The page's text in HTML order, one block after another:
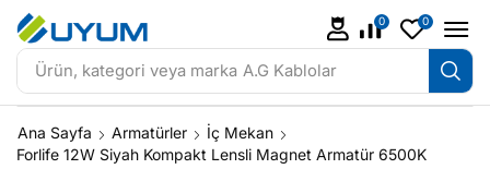
Ürün, kategori veya marka A.G Kablolar
0 0
Ana Sayfa Armatürler
İç Mekan
Forlife 12W Siyah Kompakt Lensli Magnet Armatür 6500K